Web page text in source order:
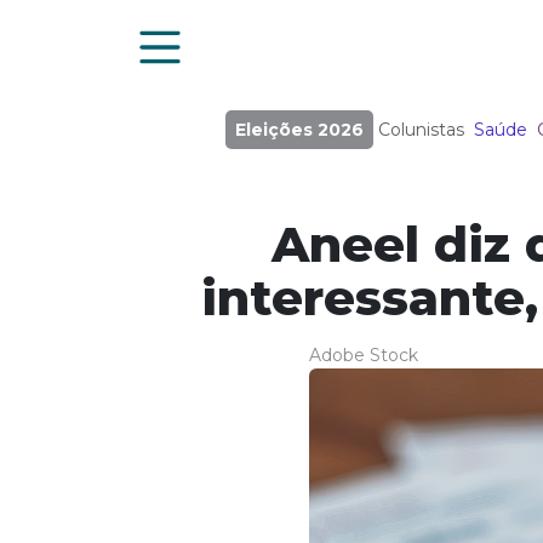
Eleições 2026 Colunistas Saúde
Aneel diz
Adobe Stock